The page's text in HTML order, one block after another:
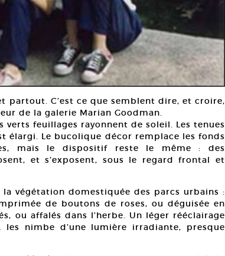
partout. C’est ce que semblent dire, et croire,
de la galerie Marian Goodman.
verts feuillages rayonnent de soleil. Les tenues
élargi. Le bucolique décor remplace les fonds
mais le dispositif reste le même : des
et s’exposent, sous le regard frontal et
végétation domestiquée des parcs urbains :
de boutons de roses, ou déguisée en
ou affalés dans l’herbe. Un léger rééclairage
nimbe d’une lumière irradiante, presque